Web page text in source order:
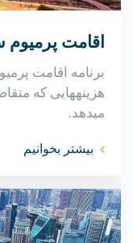
اقامت
برنامه اقامت
هزینههایی که
میدهد.
بیشتر بخوانیم